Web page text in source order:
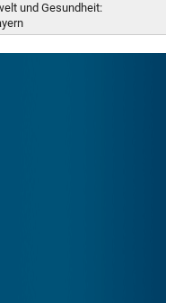
und Gesundheit: